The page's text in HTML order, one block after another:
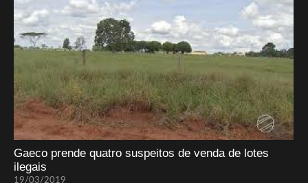
Gaeco prende quatro suspeitos de venda de lotes
ilegais
19/03/2019